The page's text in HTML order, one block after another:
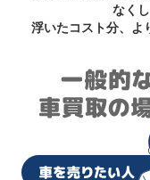
なく
浮いたコスト分、よ